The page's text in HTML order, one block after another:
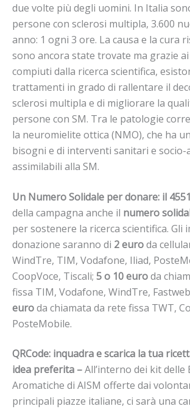
due volte più degli uomini. In Italia
persone con sclerosi multipla, 3.600
anno: 1 ogni 3 ore. La causa e la cura
sono ancora state trovate ma grazie
compiuti dalla ricerca scientifica,
trattamenti in grado di rallentare il
sclerosi multipla e di migliorare la
persone con SM. Tra le patologie
la neuromielite ottica (NMO), che ha
bisogni e di interventi sanitari e socio-
assimilabili alla SM.
Un Numero Solidale per donare: il
della campagna anche il numero
per sostenere la ricerca scientifica. Gli
donazione saranno di 2 euroda
WindTre, TIM, Vodafone, Iliad,
CoopVoce, Tiscali; 5 o 10 euroda
fissa TIM, Vodafone, WindTre,
euroda chiamata da rete fissa TWT,
PosteMobile.
QRCode: inquadra e scarica la tua
idea preferita –All’interno dei kit delle
Aromatiche di AISM offerte dai
principali piazze italiane, ci sarà una